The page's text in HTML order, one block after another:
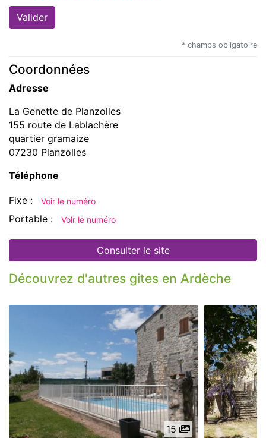
* champs obligatoire
Coordonnées
Adresse
La Genette de Planzolles
155 route de Lablachère
quartier gramaize
07230 Planzolles
Téléphone
Fixe : Voir le numéro
Portable : Voir le numéro
Consulter le site
Découvrez d'autres gites en Ardèche
15